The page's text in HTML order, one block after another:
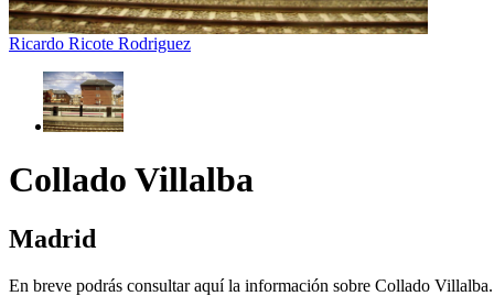
Ricardo Ricote Rodriguez
Collado Villalba
Madrid
En breve podrás consultar aquí la información sobre Collado Villalba.